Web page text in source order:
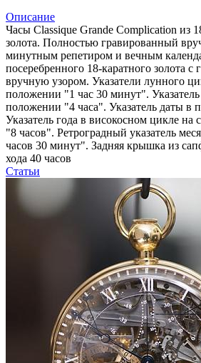
Описание
Часы Classique Grande Complication из
золота. Полностью гравированный
минутным репетиром и вечным
посеребренного 18-каратного золота
вручную узором. Указатели лунного
положении "1 час 30 минут".
положении "4 часа". Указатель даты в
Указатель года в високосном цикле на
"8 часов". Ретроградный указатель
часов 30 минут". Задняя крышка из
хода 40 часов
Статьи